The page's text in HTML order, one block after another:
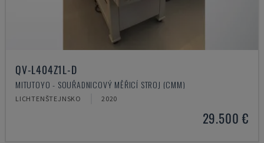
QV-L404Z1L-D
MITUTOYO - SOUŘADNICOVÝ MĚŘICÍ STROJ (CMM)
LICHTENŠTEJNSKO 2020
29.500 €